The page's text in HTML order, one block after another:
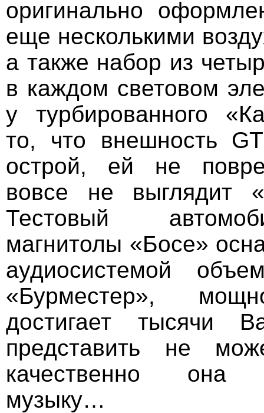
оригинально
еще несколькими
а также набор из
в каждом световом
у турбированного
то, что внешность
острой, ей не
вовсе не выглядит
Тестовый
магнитолы «Босе»
аудиосистемой
«Бурместер»,
достигает тысячи
представить не
качественно она
музыку…